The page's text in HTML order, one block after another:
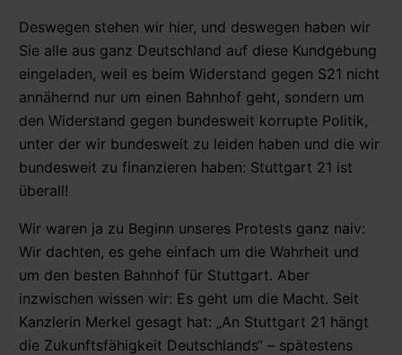
Deswegen stehen wir hier, und deswegen haben wir
Sie alle aus ganz Deutschland auf diese Kundgebung
eingeladen, weil es beim Widerstand gegen S21 nicht
annähernd nur um einen Bahnhof geht, sondern um
den Widerstand gegen bundesweit korrupte Politik,
unter der wir bundesweit zu leiden haben und die wir
bundesweit zu finanzieren haben: Stuttgart 21 ist
überall!
Wir waren ja zu Beginn unseres Protests ganz naiv:
Wir dachten, es gehe einfach um die Wahrheit und
um den besten Bahnhof für Stuttgart. Aber
inzwischen wissen wir: Es geht um die Macht. Seit
Kanzlerin Merkel gesagt hat: „An Stuttgart 21 hängt
die Zukunftsfähigkeit Deutschlands“ – spätestens